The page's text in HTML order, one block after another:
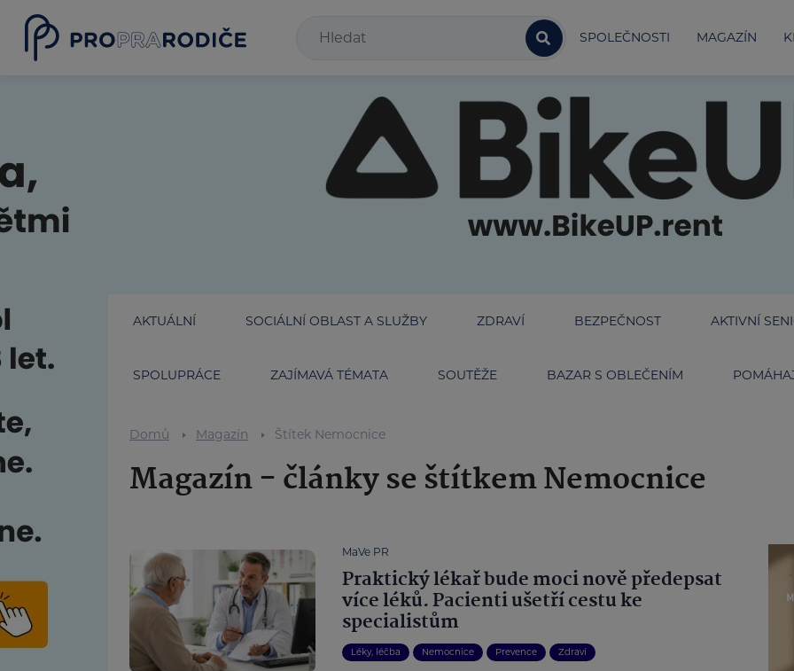
SPOLEČNOSTI MAGAZÍN
AKTUÁLNÍ SOCIÁLNÍ OBLAST A SLUŽBY ZDRAVÍ BEZPEČNOST AKTIVNÍ
SPOLUPRÁCE ZAJÍMAVÁ TÉMATA SOUTĚŽE BAZAR S OBLEČENÍM
Domů Magazín Štítek Nemocnice
Magazín - články se štítkem Nemocnice
MaVe PR
Praktický lékař bude moci nově předepsat
více léků. Pacienti ušetří cestu ke
specialistům
Léky, léčba Nemocnice Prevence Zdraví